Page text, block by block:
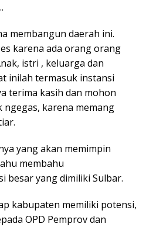
membangun daerah ini.
karena ada orang orang
istri , keluarga dan
inilah termasuk instansi
terima kasih dan mohon
ngegas, karena memang
yang akan memimpin
membahu
besar yang dimiliki Sulbar.
kabupaten memiliki potensi,
OPD Pemprov dan